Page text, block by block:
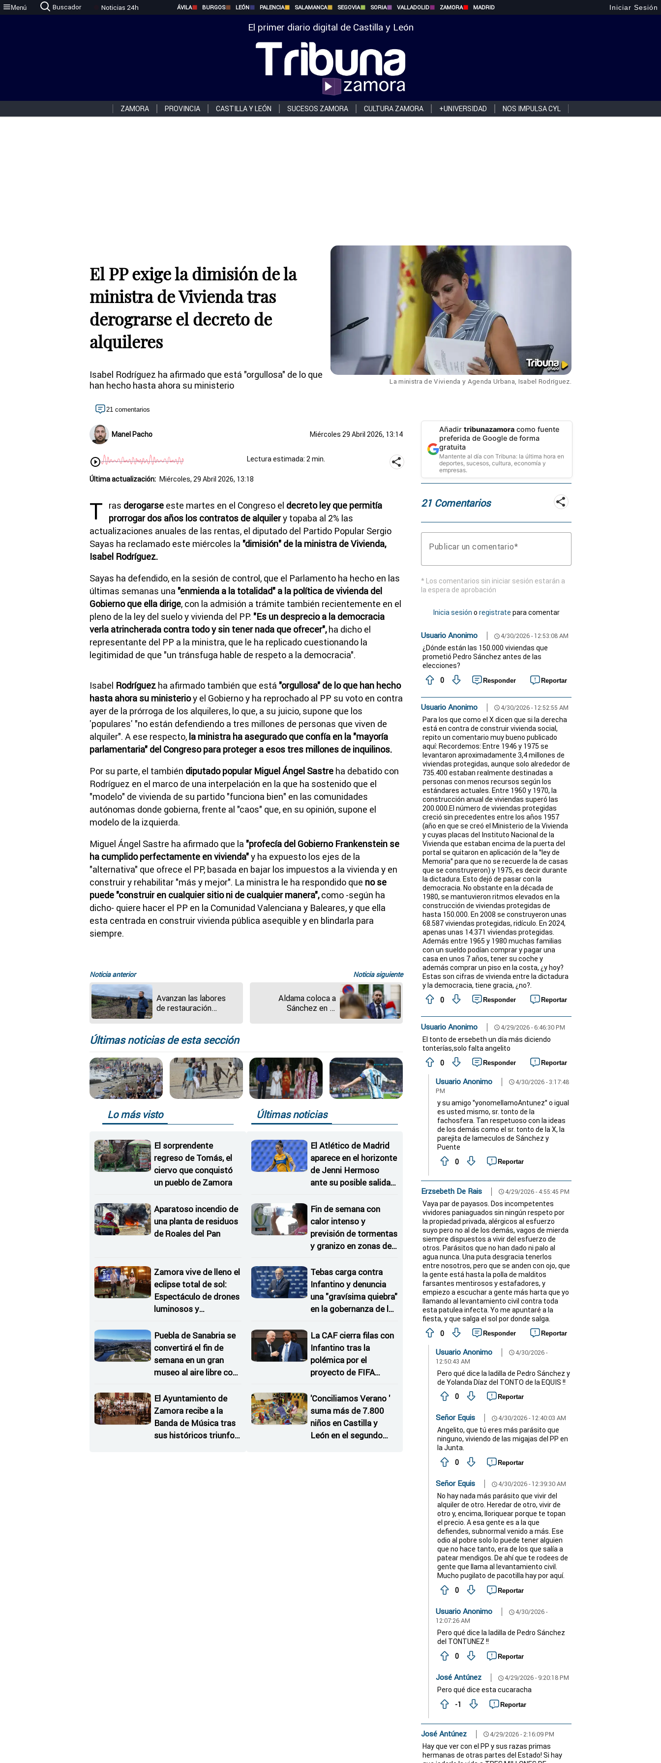
Menú Buscador Noticias 24h ÁVILA BURGOS LEÓN PALENCIA SALAMANCA SEGOVIA SORIA VALLADOLID ZAMORA MADRID Iniciar Sesión
El primer diario digital de Castilla y León
ZAMORA PROVINCIA CASTILLA Y LEÓN SUCESOS ZAMORA CULTURA ZAMORA +UNIVERSIDAD NOS IMPULSA CYL
El PP exige la dimisión de la
ministra de Vivienda tras
derograrse el decreto de
alquileres
Isabel Rodríguez ha afirmado que está "orgullosa" de lo que
han hecho hasta ahora su ministerio
La ministra de Vivienda y Agenda Urbana, Isabel Rodríguez.
21 comentarios
Manel Pacho Miércoles 29 Abril 2026, 13:14
Lectura estimada: 2 min.
Última actualización: Miércoles, 29 Abril 2026, 13:18
T ras derogarse este martes en el Congreso el decreto ley que permitía
prorrogar dos años los contratos de alquilery topaba al 2% las
actualizaciones anuales de las rentas, el diputado del Partido Popular Sergio
Sayas ha reclamado este miércoles la "dimisión" de la ministra de Vivienda,
Isabel Rodríguez.
Sayas ha defendido, en la sesión de control, que el Parlamento ha hecho en las
últimas semanas una "enmienda a la totalidad" a la política de vivienda del
Gobierno que ella dirige, con la admisión a trámite también recientemente en el
pleno de la ley del suelo y vivienda del PP. "Es un desprecio a la democracia
verla atrincherada contra todo y sin tener nada que ofrecer",ha dicho el
representante del PP a la ministra, que le ha replicado cuestionando la
legitimidad de que "un tránsfuga hable de respeto a la democracia".
Isabel Rodríguez ha afirmado también que está "orgullosa" de lo que han hecho
hasta ahora su ministerioy el Gobierno y ha reprochado al PP su voto en contra
ayer de la prórroga de los alquileres, lo que, a su juicio, supone que los
'populares' "no están defendiendo a tres millones de personas que viven de
alquiler". A ese respecto, la ministra ha asegurado que confía en la "mayoría
parlamentaria" del Congreso para proteger a esos tres millones de inquilinos.
Por su parte, el también diputado popular Miguel Ángel Sastre ha debatido con
Rodríguez en el marco de una interpelación en la que ha sostenido que el
"modelo" de vivienda de su partido "funciona bien" en las comunidades
autónomas donde gobierna, frente al "caos" que, en su opinión, supone el
modelo de la izquierda.
Miguel Ángel Sastre ha afirmado que la "profecía del Gobierno Frankenstein se
ha cumplido perfectamente en vivienda"y ha expuesto los ejes de la
"alternativa" que ofrece el PP, basada en bajar los impuestos a la vivienda y en
construir y rehabilitar "más y mejor". La ministra le ha respondido que no se
puede "construir en cualquier sitio ni de cualquier manera",como -según ha
dicho- quiere hacer el PP en la Comunidad Valenciana y Baleares, y que ella
esta centrada en construir vivienda pública asequible y en blindarla para
siempre.
Noticia anterior
Avanzan las labores
de restauración
Zamora
Noticia siguiente
Aldama coloca a
Sánchez en el
Últimas noticias de esta sección
Lo más visto
El sorprendente
regreso de Tomás, el
ciervo que conquistó
un pueblo de Zamora
Aparatoso incendio de
una planta de residuos
de Roales del Pan
Zamora vive de lleno el
eclipse total de sol:
Espectáculo de drones
luminosos y
Estrellas
Puebla de Sanabria se
convertirá el fin de
semana en un gran
museo al aire libre con
El Ayuntamiento de
Zamora recibe a la
Banda de Música tras
sus históricos triunfos
Últimas noticias
El Atlético de Madrid
aparece en el horizonte
de Jenni Hermoso
ante su posible salida
Fin de semana con
calor intenso y
previsión de tormentas
y granizo en zonas del
Tebas carga contra
Infantino y denuncia
una "gravísima quiebra"
en la gobernanza de la
La CAF cierra filas con
Infantino tras la
polémica por el
proyecto de FIFA
'Conciliamos Verano '
suma más de 7.800
niños en Castilla y
León en el segundo
Añadir tribunazamora como fuente
preferida de Google de forma
gratuita
Mantente al día con Tribuna: la última hora en
deportes, sucesos, cultura, economía y
empresas.
21 Comentarios
Publicar un comentario
* Los comentarios sin iniciar sesión estarán a
la espera de aprobación
Inicia sesión o registrate para comentar
Usuario Anonimo schedule 4/30/2026 - 12:53:08 AM
¿Dónde están las 150.000 viviendas que
prometió Pedro Sánchez antes de las
elecciones?
0
Responder Reportar
Usuario Anonimo schedule 4/30/2026 - 12:52:55 AM
Para los que como el X dicen que si la derecha
está en contra de construir vivienda social,
repito un comentario muy bueno publicado
aquí: Recordemos: Entre 1946 y 1975 se
levantaron aproximadamente 3,4 millones de
viviendas protegidas, aunque solo alrededor de
735.400 estaban realmente destinadas a
personas con menos recursos según los
estándares actuales. Entre 1960 y 1970, la
construcción anual de viviendas superó las
200.000.El número de viviendas protegidas
creció sin precedentes entre los años 1957
(año en que se creó el Ministerio de la Vivienda
y cuyas placas del Instituto Nacional de la
Vivienda que estaban encima de la puerta del
portal se quitaron en aplicación de la "ley de
Memoria" para que no se recuerde la de casas
que se construyeron) y 1975, es decir durante
la dictadura. Esto dejó de pasar con la
democracia. No obstante en la década de
1980, se mantuvieron ritmos elevados en la
construcción de viviendas protegidas de
hasta 150.000. En 2008 se construyeron unas
68.587 viviendas protegidas, ridículo. En 2024,
apenas unas 14.371 viviendas protegidas.
Además entre 1965 y 1980 muchas familias
con un sueldo podían comprar y pagar una
casa en unos 7 años, tener su coche y
además comprar un piso en la costa, ¿y hoy?
Estas son cifras de vivienda entre la dictadura
y la democracia, tiene gracia, ¿no?.
0
Responder Reportar
Usuario Anonimo schedule 4/29/2026 - 6:46:30 PM
El tonto de ersebeth un día más diciendo
tonterías,solo falta angelito
0
Responder Reportar
Usuario Anonimo schedule 4/30/2026 - 3:17:48
PM
y su amigo "yonomellamoAntunez" o igual
es usted mismo, sr. tonto de la
fachosfera. Tan respetuoso con la ideas
de los demás como el sr. tonto de la X, la
parejita de lameculos de Sánchez y
Puente
0
Reportar
Erzsebeth De Rais schedule 4/29/2026 - 4:55:45 PM
Vaya par de payasos. Dos incompetentes
vividores paniaguados sin ningún respeto por
la propiedad privada, alérgicos al esfuerzo
suyo pero no al de los demás, vagos de mierda
siempre dispuestos a vivir del esfuerzo de
otros. Parásitos que no han dado ni palo al
agua nunca. Una puta desgracia tenerlos
entre nosotros, pero que se anden con ojo, que
la gente está hasta la polla de malditos
farsantes mentirosos y estafadores, y
empiezo a escuchar a gente más harta que yo
llamando al levantamiento civil contra toda
esta patulea infecta. Yo me apuntaré a la
fiesta, y que salga el sol por donde salga.
0
Responder Reportar
Usuario Anonimo schedule 4/30/2026 -
12:50:43 AM
Pero qué dice la ladilla de Pedro Sánchez y
de Yolanda Díaz del TONTO de la EQUIS !!
0
Reportar
Señor Equis schedule 4/30/2026 - 12:40:03 AM
Angelito, que tú eres más parásito que
ninguno, viviendo de las migajas del PP en
la Junta.
0
Reportar
Señor Equis schedule 4/30/2026 - 12:39:30 AM
No hay nada más parásito que vivir del
alquiler de otro. Heredar de otro, vivir de
otro y, encima, lloriquear porque te topan
el precio. A esa gente es a la que
defiendes, subnormal venido a más. Ese
odio al pobre solo lo puede tener alguien
que no hace tanto, era de los que salía a
patear mendigos. De ahí que te rodees de
gente que llama al levantamiento civil.
Mucho pugilato de pacotilla hay por aquí.
0
Reportar
Usuario Anonimo schedule 4/30/2026 -
12:07:26 AM
Pero qué dice la ladilla de Pedro Sánchez
del TONTUNEZ !!
0
Reportar
José Antúnez schedule 4/29/2026 - 9:20:18 PM
Pero qué dice esta cucaracha
-1
Reportar
José Antúnez schedule 4/29/2026 - 2:16:09 PM
Hay que ver con el PP y sus razas primas
hermanas de otras partes del Estado! Si hay